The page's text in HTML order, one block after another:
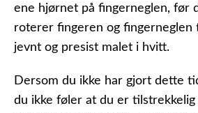
ene hjørnet på fingerneglen, før
roterer fingeren og fingerneglen
jevnt og presist malet i hvitt.
Dersom du ikke har gjort dette
du ikke føler at du er tilstrekkelig